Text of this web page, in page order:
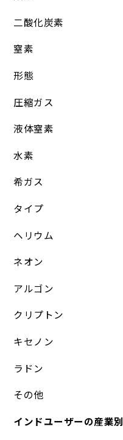
二酸化炭素
窒素
形態
圧縮ガス
液体窒素
水素
希ガス
タイプ
ヘリウム
ネオン
アルゴン
クリプトン
キセノン
ラドン
その他
インドユーザーの産業別